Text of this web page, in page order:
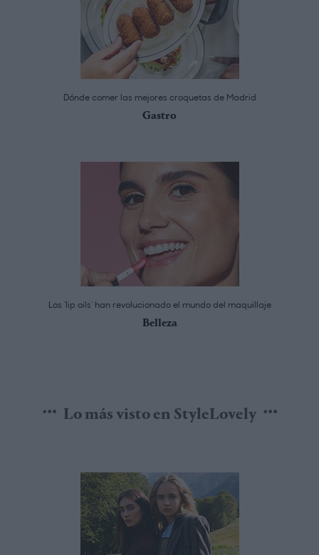
Dónde comer las mejores croquetas de Madrid
Gastro
Los ‘lip oils’ han revolucionado el mundo del maquillaje
Belleza
Lo más visto en StyleLovely